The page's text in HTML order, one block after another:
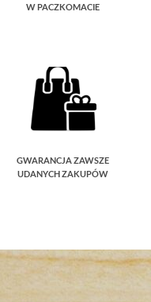
W PACZKOMACIE
GWARANCJA ZAWSZE
UDANYCH ZAKUPÓW